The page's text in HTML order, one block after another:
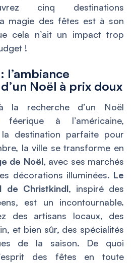
cinq destinations
magie des fêtes est à son
cela n’ait un impact trop
!
l’ambiance
Noël à prix doux
la recherche d’un Noël
à l’américaine,
destination parfaite pour
la ville se transforme en
de Noël, avec ses marchés
décorations illuminées. Le
de Christkindl, inspiré des
est un incontournable.
des artisans locaux, des
et bien sûr, des spécialités
de la saison. De quoi
des fêtes en toute